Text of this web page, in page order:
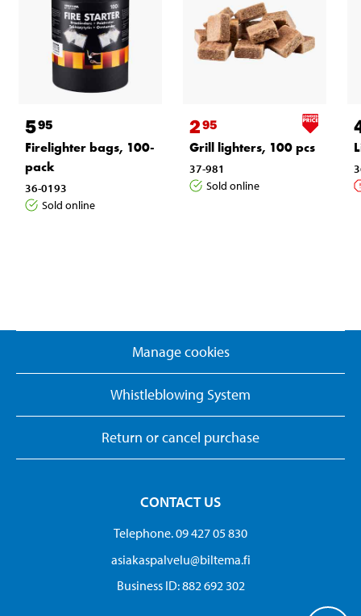
595
Firelighter bags, 100-
pack
36-0193
Sold online
295
Grill lighters, 100 pcs
37-981
Sold online
Manage cookies
Whistleblowing System
Return or cancel purchase
CONTACT US
Telephone. 09 427 05 830
asiakaspalvelu@biltema.fi
Business ID:​ 882 692 302